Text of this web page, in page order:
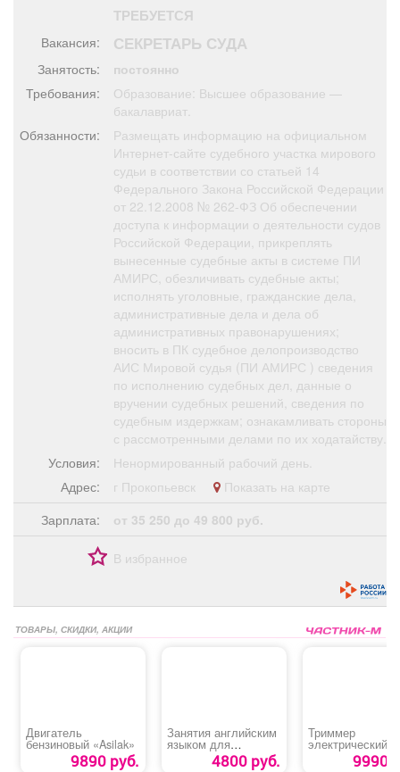
Обучение
Поздравления
Я - пенсионер
ТРЕБУЕТСЯ
Вакансия: СЕКРЕТАРЬ СУДА
Занятость:
постоянно
Требования:
Образование: Высшее образование —
бакалавриат.
Обязанности:
Размещать информацию на официальном
Интернет-сайте судебного участка мирового
судьи в соответствии со статьей 14
Федерального Закона Российской Федерации
от 22.12.2008 № 262-ФЗ Об обеспечении
доступа к информации о деятельности судов
Российской Федерации, прикреплять
вынесенные судебные акты в системе ПИ
АМИРС, обезличивать судебные акты;
исполнять уголовные, гражданские дела,
административные дела и дела об
административных правонарушениях;
вносить в ПК судебное делопроизводство
АИС Мировой судья (ПИ АМИРС ) сведения
по исполнению судебных дел, данные о
вручении судебных решений, сведения по
судебным издержкам; ознакамливать стороны
с рассмотренными делами по их ходатайству.
Условия:
Ненормированный рабочий день.
Адрес:
г Прокопьевск
Показать на карте
Зарплата:
от 35 250 до 49 800 руб.
В избранное
ТОВАРЫ, СКИДКИ, АКЦИИ
Двигатель
бензиновый «Asilak»
9890 руб.
Занятия английским
языком для
обучающихся 2-11
4800 руб.
Триммер
электрический
«Champion9990